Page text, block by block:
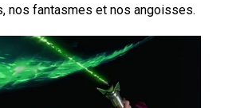
nos fantasmes et nos angoisses.